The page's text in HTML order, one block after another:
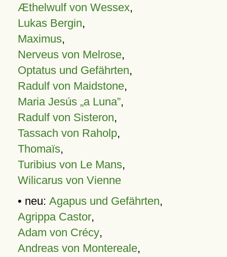
Æthelwulf von Wessex,
Lukas Bergin,
Maximus,
Nerveus von Melrose,
Optatus und Gefährten,
Radulf von Maidstone,
Maria Jesús „a Luna”,
Radulf von Sisteron,
Tassach von Raholp,
Thomaïs,
Turibius von Le Mans,
Wilicarus von Vienne
• neu: Agapus und Gefährten,
Agrippa Castor,
Adam von Crécy,
Andreas von Montereale,